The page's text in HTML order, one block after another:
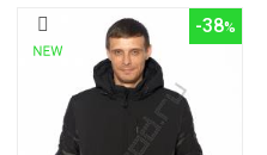
-38